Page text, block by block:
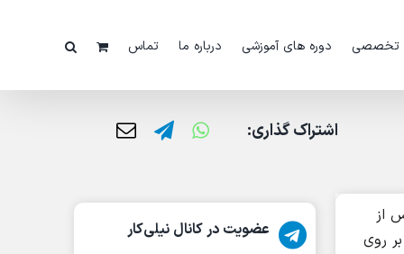
تخصصی دوره های آموزشی درباره ما تماس
اشتراک گذاری:
از
انجام تعمیرات بر روی سیستم تعلیق جنسیس یا تعویض قطعات آن، سیستم از کالیبره خارج می گردد وکد خطای C1620 بر روی
عضویت در کانال نیلی‌کار